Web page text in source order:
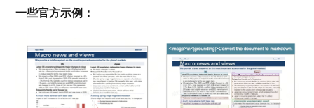
一些官方示例：